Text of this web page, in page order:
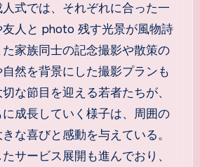
式では、それぞれに合った一
人と photo 残す光景が風物詩
家族同士の記念撮影や散策の
然を背景にした撮影プランも
な節目を迎える若者たちが、
成長していく様子は、周囲の
な喜びと感動を与えている。
サービス展開も進んでおり、